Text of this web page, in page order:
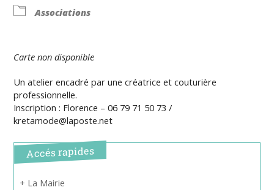
Associations
Carte non disponible
Un atelier encadré par une créatrice et couturière
professionnelle.
Inscription : Florence – 06 79 71 50 73 /
kretamode@laposte.net
Accés rapides
+ La Mairie